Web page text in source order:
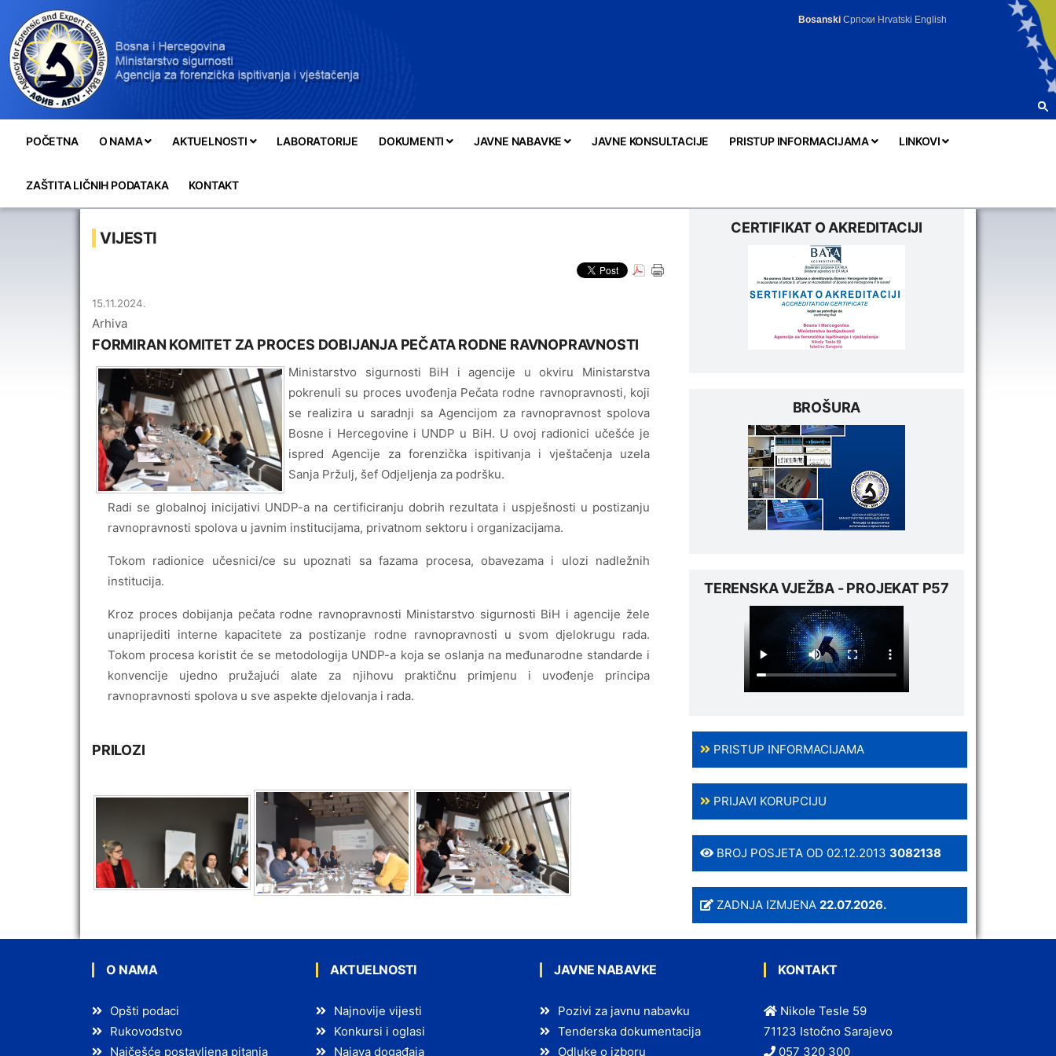
Bosanski Српски Hrvatski English
POČETNA O NAMA AKTUELNOSTI LABORATORIJE DOKUMENTI JAVNE NABAVKE JAVNE KONSULTACIJE PRISTUP INFORMACIJAMA LINKOVI
ZAŠTITA LIČNIH PODATAKA KONTAKT
VIJESTI
15.11.2024.
Arhiva
FORMIRAN KOMITET ZA PROCES DOBIJANJA PEČATA RODNE RAVNOPRAVNOSTI
Ministarstvo sigurnosti BiH i agencije u okviru Ministarstva
pokrenuli su proces uvođenja Pečata rodne ravnopravnosti, koji
se realizira u saradnji sa Agencijom za ravnopravnost spolova
Bosne i Hercegovine i UNDP u BiH. U ovoj radionici učešće je
ispred Agencije za forenzička ispitivanja i vještačenja uzela
Sanja Pržulj, šef Odjeljenja za podršku.
Radi se globalnoj inicijativi UNDP-a na certificiranju dobrih rezultata i uspješnosti u postizanju
ravnopravnosti spolova u javnim institucijama, privatnom sektoru i organizacijama.
Tokom radionice učesnici/ce su upoznati sa fazama procesa, obavezama i ulozi nadležnih
institucija.
Kroz proces dobijanja pečata rodne ravnopravnosti Ministarstvo sigurnosti BiH i agencije žele
unaprijediti interne kapacitete za postizanje rodne ravnopravnosti u svom djelokrugu rada.
Tokom procesa koristit će se metodologija UNDP-a koja se oslanja na međunarodne standarde i
konvencije ujedno pružajući alate za njihovu praktičnu primjenu i uvođenje principa
ravnopravnosti spolova u sve aspekte djelovanja i rada.
PRILOZI
CERTIFIKAT O AKREDITACIJI
BROŠURA
TERENSKA VJEŽBA - PROJEKAT P57
PRISTUP INFORMACIJAMA
PRIJAVI KORUPCIJU
BROJ POSJETA OD 02.12.2013 3082138
ZADNJA IZMJENA 22.07.2026.
O NAMA
Opšti podaci
Rukovodstvo
Najčešće postavljena pitanja
AKTUELNOSTI
Najnovije vijesti
Konkursi i oglasi
Najava događaja
JAVNE NABAVKE
Pozivi za javnu nabavku
Tenderska dokumentacija
Odluke o izboru
KONTAKT
Nikole Tesle 59
71123 Istočno Sarajevo
057 320 300